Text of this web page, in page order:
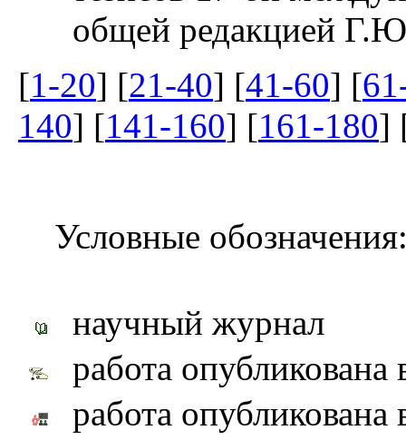
общей редакцией
[1-20] [21-40] [41-60] [
140] [141-160] [161-180]
Условные
научный журнал
работа
работа опубликована